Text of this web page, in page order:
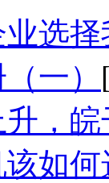
选择
一）
，皖
如何